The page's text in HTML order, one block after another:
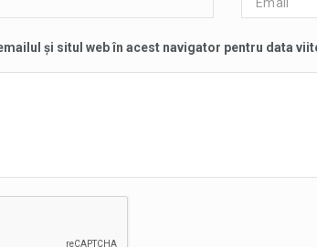
și situl web în acest navigator pentru data